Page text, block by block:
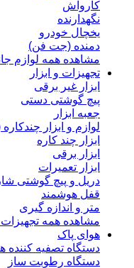
کارواش
نگهدارنده
یخچال خودرو
دمنده (جت فن)
مشاهده همه لوازم
تجهیزات و ابزار
ابزار غیر برقی
پیچ گوشتی دستی
جعبه ابزار
لوازم و ابزار
ابزار چند کاره
ابزار برقی
ابزار تعمیرات
دریل و پیچ گوشتی
قفل هوشمند
متر و اندازه گیری
مشاهده همه تجهیزات
هوای پاک
دستگاه تصفیه کننده
دستگاه رطوبت ساز